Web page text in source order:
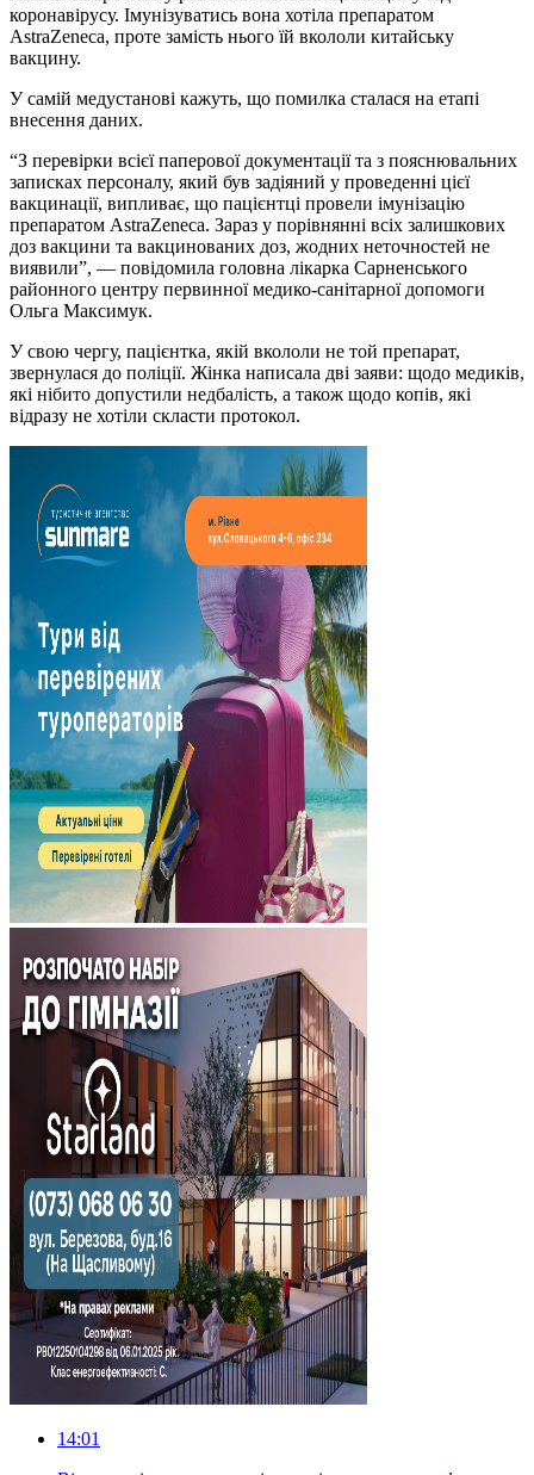
коронавірусу. Імунізуватись вона хотіла препаратом
AstraZeneca, проте замість нього їй вкололи китайську
вакцину.
У самій медустанові кажуть, що помилка сталася на етапі
внесення даних.
“З перевірки всієї паперової документації та з пояснювальних
записках персоналу, який був задіяний у проведенні цієї
вакцинації, випливає, що пацієнтці провели імунізацію
препаратом AstraZeneca. Зараз у порівнянні всіх залишкових
доз вакцини та вакцинованих доз, жодних неточностей не
виявили”, — повідомила головна лікарка Сарненського
районного центру первинної медико-санітарної допомоги
Ольга Максимук.
У свою чергу, пацієнтка, якій вкололи не той препарат,
звернулася до поліції. Жінка написала дві заяви: щодо медиків,
які нібито допустили недбалість, а також щодо копів, які
відразу не хотіли скласти протокол.
14:01